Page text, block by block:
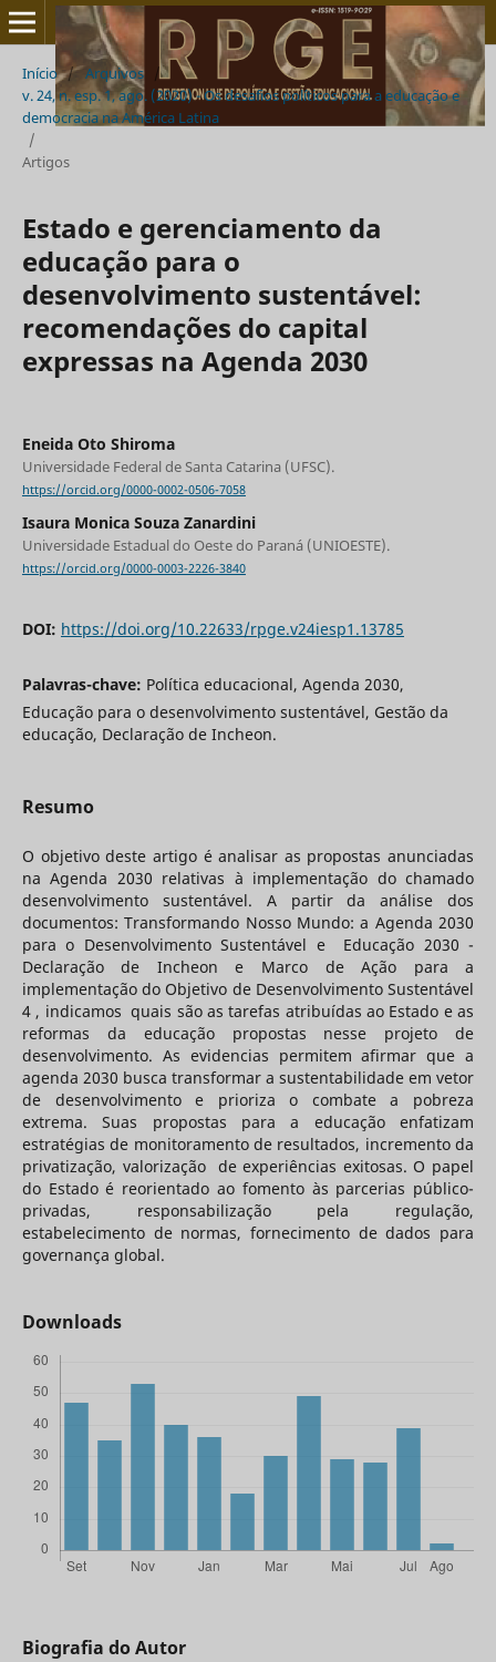
Início / Arquivos
/
v. 24, n. esp. 1, ago. (2020) - Os desafios políticos para a educação e
democracia na América Latina
/
Artigos
Estado e gerenciamento da
educação para o
desenvolvimento sustentável:
recomendações do capital
expressas na Agenda 2030
Eneida Oto Shiroma
Universidade Federal de Santa Catarina (UFSC).
https://orcid.org/0000-0002-0506-7058
Isaura Monica Souza Zanardini
Universidade Estadual do Oeste do Paraná (UNIOESTE).
https://orcid.org/0000-0003-2226-3840
DOI: https://doi.org/10.22633/rpge.v24iesp1.13785
Palavras-chave: Política educacional, Agenda 2030,
Educação para o desenvolvimento sustentável, Gestão da
educação, Declaração de Incheon.
Resumo
O objetivo deste artigo é analisar as propostas anunciadas
na Agenda 2030 relativas à implementação do chamado
desenvolvimento sustentável. A partir da análise dos
documentos: Transformando Nosso Mundo: a Agenda 2030
para o Desenvolvimento Sustentável e Educação 2030 -
Declaração de Incheon e Marco de Ação para a
implementação do Objetivo de Desenvolvimento Sustentável
4 , indicamos quais são as tarefas atribuídas ao Estado e as
reformas da educação propostas nesse projeto de
desenvolvimento. As evidencias permitem afirmar que a
agenda 2030 busca transformar a sustentabilidade em vetor
de desenvolvimento e prioriza o combate a pobreza
extrema. Suas propostas para a educação enfatizam
estratégias de monitoramento de resultados, incremento da
privatização, valorização de experiências exitosas. O papel
do Estado é reorientado ao fomento às parcerias público-
privadas, responsabilização pela regulação,
estabelecimento de normas, fornecimento de dados para
governança global.
Downloads
Biografia do Autor